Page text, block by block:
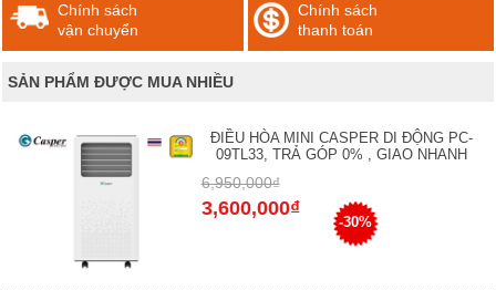
Chính sách
vận chuyển
Chính sách
thanh toán
SẢN PHẨM ĐƯỢC MUA NHIỀU
ĐIỀU HÒA MINI CASPER DI ĐỘNG PC-
09TL33, TRẢ GÓP 0% , GIAO NHANH
6,950,000₫
3,600,000₫
-30%